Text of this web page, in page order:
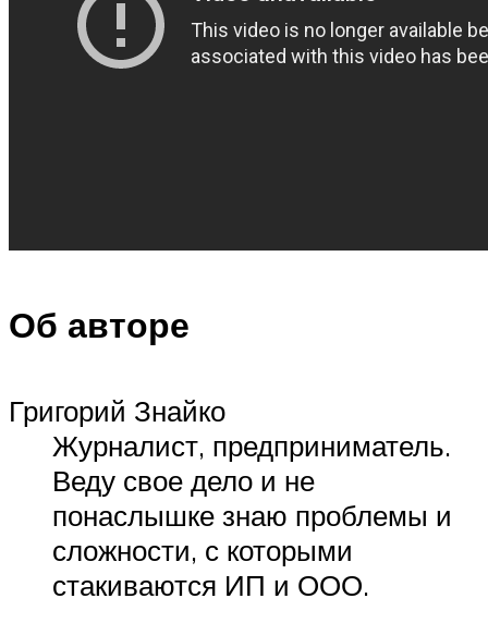
Об авторе
Григорий Знайко
Журналист, предприниматель.
Веду свое дело и не
понаслышке знаю проблемы и
сложности, с которыми
стакиваются ИП и ООО.